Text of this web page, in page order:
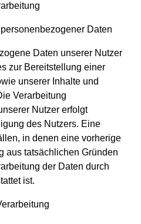
Daten
Daten unserer Nutzer
zur Bereitstellung einer
unserer Inhalte und
Verarbeitung
Nutzer erfolgt
des Nutzers. Eine
in denen eine vorherige
aus tatsächlichen Gründen
der Daten durch
ist.